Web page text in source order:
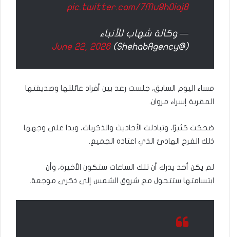
pic.twitter.com/7Mu9h0iaj8
— وكالة شهاب للأنباء
(@ShehabAgency)
June 22, 2026
مساء اليوم السابق، جلست رغد بين أفراد عائلتها وصديقتها
المقربة إسراء مروان.
ضحكت كثيرًا، وتبادلت الأحاديث والذكريات، وبدا على وجهها
ذلك الفرح الهادئ الذي اعتاده الجميع.
لم يكن أحد يدرك أن تلك الساعات ستكون الأخيرة، وأن
ابتسامتها ستتحول مع شروق الشمس إلى ذكرى موجعة.